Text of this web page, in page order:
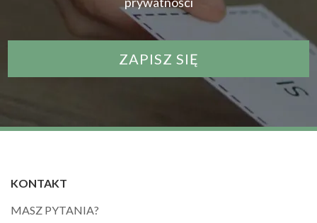
KONTAKT
MASZ PYTANIA?